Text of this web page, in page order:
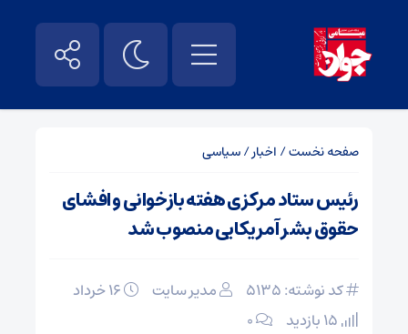
صفحه نخست/ اخبار/سیاسی
رئیس ستاد مرکزی هفته بازخوانی و افشای
حقوق بشر آمریکایی منصوب شد
کد نوشته: 5135 مدیر سایت
۰